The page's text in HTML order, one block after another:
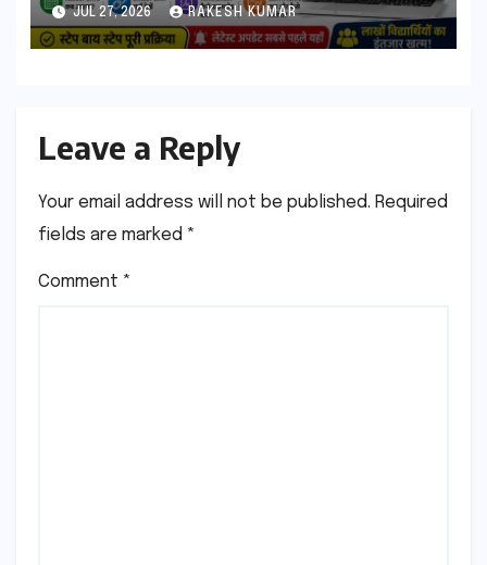
Direct Link, Marksheet
Download Process
JUL 27, 2026 RAKESH KUMAR
Leave a Reply
Your email address will not be published. Required
fields are marked *
Comment *